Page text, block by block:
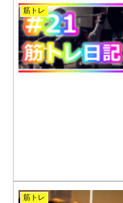
筋トレ
筋トレ